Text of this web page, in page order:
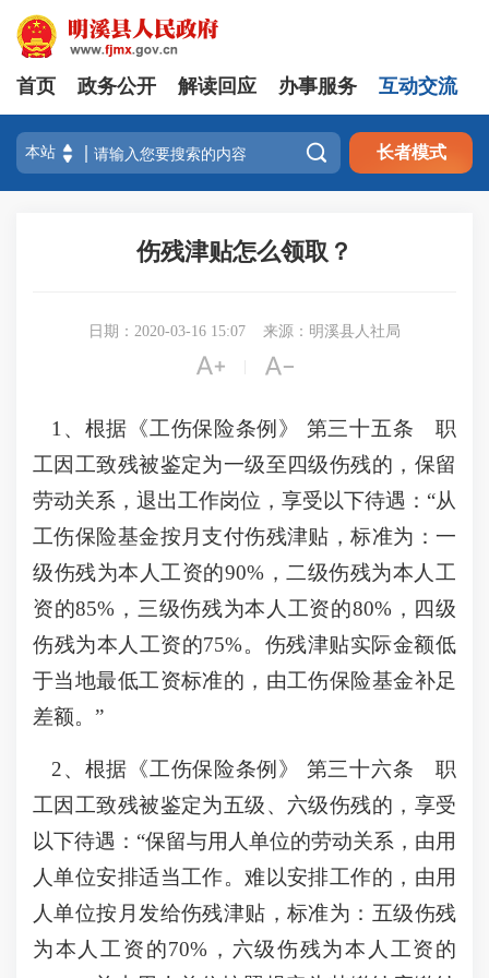
首页 政务公开 解读回应 办事服务 互动交流
 长者模式
伤残津贴怎么领取？
日期：2020-03-16 15:07 来源：明溪县人社局
 
1、根据《工伤保险条例》 第三十五条 职
工因工致残被鉴定为一级至四级伤残的，保留
劳动关系，退出工作岗位，享受以下待遇：“从
工伤保险基金按月支付伤残津贴，标准为：一
级伤残为本人工资的90%，二级伤残为本人工
资的85%，三级伤残为本人工资的80%，四级
伤残为本人工资的75%。伤残津贴实际金额低
于当地最低工资标准的，由工伤保险基金补足
差额。”
2、根据《工伤保险条例》 第三十六条 职
工因工致残被鉴定为五级、六级伤残的，享受
以下待遇：“保留与用人单位的劳动关系，由用
人单位安排适当工作。难以安排工作的，由用
人单位按月发给伤残津贴，标准为：五级伤残
为本人工资的70%，六级伤残为本人工资的